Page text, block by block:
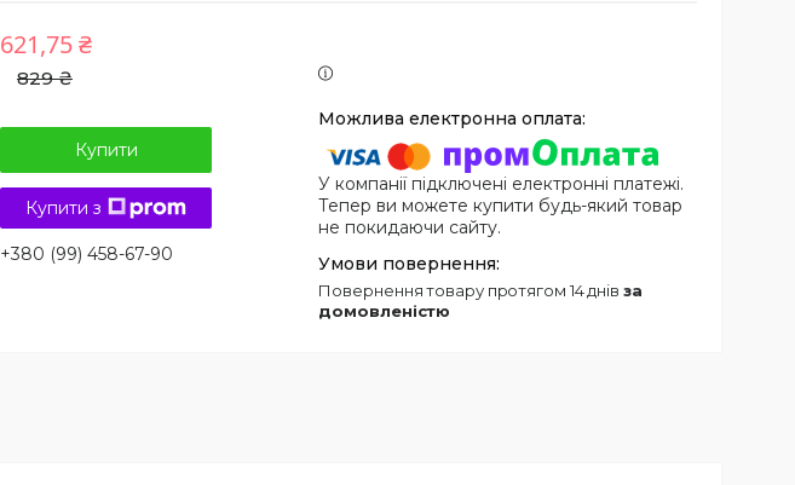
829 ₴
621,75 ₴
Купити
Купити з
+380 (99) 458-67-90
У компанії підключені електронні платежі.
Тепер ви можете купити будь-який товар
не покидаючи сайту.
повернення товару протягом 14 днів за
домовленістю